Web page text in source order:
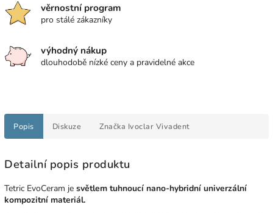
věrnostní program
pro stálé zákazníky
výhodný nákup
dlouhodobě nízké ceny a pravidelné akce
Popis Diskuze Značka Ivoclar Vivadent
Detailní popis produktu
Tetric EvoCeram je světlem tuhnoucí nano-hybridní univerzální
kompozitní materiál.